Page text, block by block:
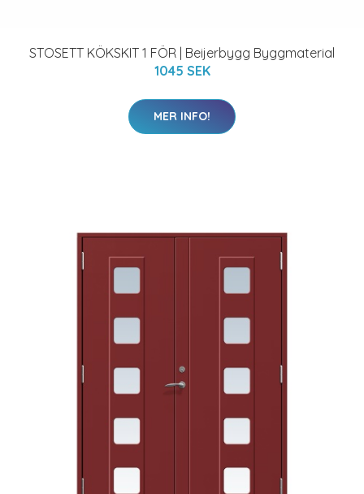
STOSETT KÖKSKIT 1 FÖR | Beijerbygg Byggmaterial
1045 SEK
MER INFO!